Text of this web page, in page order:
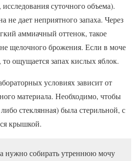
суточного объема).
не дает неприятного запаха. Через
аммиачный оттенок, такое
щелочного брожения. Если в моче
то ощущается запах кислых яблок.
условиях зависит от
материала. Необходимо, чтобы
стеклянная) была стерильной, с
крышкой.
нужно собирать утреннюю мочу